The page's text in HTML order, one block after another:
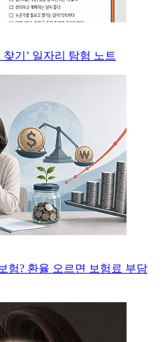
기’ 일자리 탐험 노트
험? 환율 오르면 보험료 부담